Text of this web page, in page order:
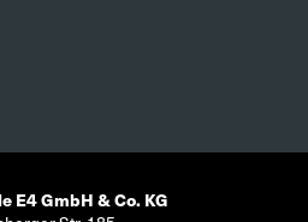
E4 GmbH & Co. KG